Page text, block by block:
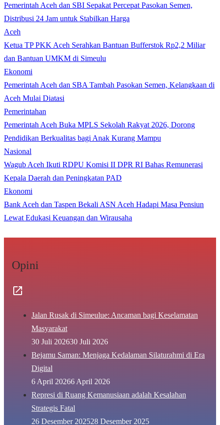
Pemerintah Aceh dan SBI Sepakat Percepat Pasokan Semen,
Distribusi 24 Jam untuk Stabilkan Harga
Aceh
Ketua TP PKK Aceh Serahkan Bantuan Bufferstok Rp2,2 Miliar
dan Bantuan UMKM di Simeulu
Ekonomi
Pemerintah Aceh dan SBA Tambah Pasokan Semen, Kelangkaan di
Aceh Mulai Diatasi
Pemerintahan
Pemerintah Aceh Buka MPLS Sekolah Rakyat 2026, Dorong
Pendidikan Berkualitas bagi Anak Kurang Mampu
Nasional
Wagub Aceh Ikuti RDPU Komisi II DPR RI Bahas Remunerasi
Kepala Daerah dan Peningkatan PAD
Ekonomi
Bank Aceh dan Taspen Bekali ASN Aceh Hadapi Masa Pensiun
Lewat Edukasi Keuangan dan Wirausaha
Opini
Jalan Rusak di Simeulue: Ancaman bagi Keselamatan
Masyarakat
30 Juli 202630 Juli 2026
Bejamu Saman: Menjaga Kedalaman Silaturahmi di Era
Digital
6 April 20266 April 2026
Represi di Ruang Kemanusiaan adalah Kesalahan
Strategis Fatal
26 Desember 202528 Desember 2025